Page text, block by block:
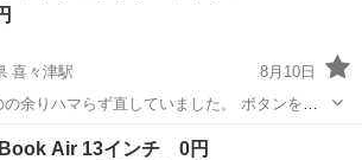
喜々津駅
8月10日
余りハマらず直していました。 ボタンを押
出てきます。 電池は抜いていますので、ご用
おもちゃ シャボン玉
Air 13インチ 0円